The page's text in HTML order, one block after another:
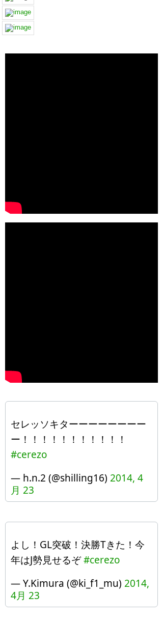
セレッソキターーーーーーーー
ー！！！！！！！！！！！
#cerezo
— h.n.2 (@shilling16) 2014, 4
月 23
よし！GL突破！決勝Tきた！今
年はJ勢見せるぞ#cerezo
— Y.Kimura (@ki_f1_mu) 2014,
4月 23